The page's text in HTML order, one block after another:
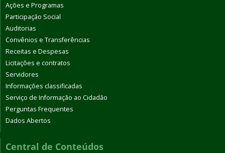
Ações e Programas
Participação Social
Auditorias
Convênios e Transferências
Receitas e Despesas
Licitações e contratos
Servidores
Informações classificadas
Serviço de Informação ao Cidadão
Perguntas Frequentes
Dados Abertos
Central de Conteúdos